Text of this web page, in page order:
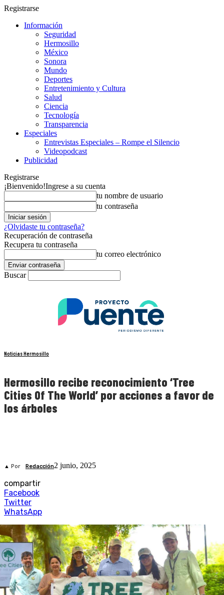
Registrarse
Información
Seguridad
Hermosillo
México
Sonora
Mundo
Deportes
Entretenimiento y Cultura
Salud
Ciencia
Tecnología
Transparencia
Especiales
Entrevistas Especiales – Rompe el Silencio
Videopodcast
Publicidad
Registrarse
¡Bienvenido!Ingrese a su cuenta
tu nombre de usuario
tu contraseña
¿Olvidaste tu contraseña?
Recuperación de contraseña
Recupera tu contraseña
tu correo electrónico
Buscar
Noticias Hermosillo
Hermosillo recibe reconocimiento ‘Tree
Cities Of The World’ por acciones a favor de
los árboles
▲ Por Redacción2 junio, 2025
compartir
Facebook
Twitter
WhatsApp